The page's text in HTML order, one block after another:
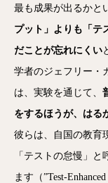
最も成果が出るかと
プット」よりも「テ
だことが忘れにくい
学者のジェフリー・
は、実験を通じて、
をするほうが、はる
彼らは、自国の教育
「テストの怠慢」
ます（”Test-